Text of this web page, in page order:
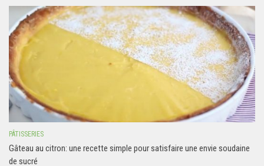
PÂTISSERIES
Gâteau au citron: une recette simple pour satisfaire une envie soudaine
de sucré